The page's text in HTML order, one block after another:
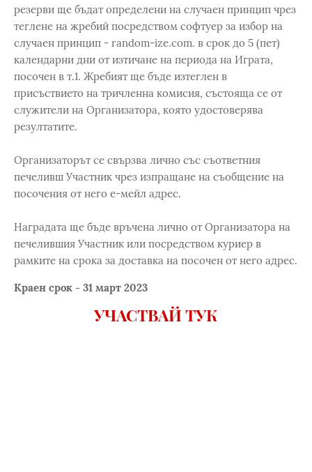
резерви ще бъдат определени на случаен принцип чрез
теглене на жребий посредством софтуер за избор на
случаен принцип - random-ize.com. в срок до 5 (пет)
календарни дни от изтичане на периода на Играта,
посочен в т.1. Жребият ще бъде изтеглен в
присъствието на тричленна комисия, състояща се от
служители на Организатора, която удостоверява
резултатите.
Организаторът се свързва лично със съответния
печеливш Участник чрез изпращане на съобщение на
посочения от него е-мейл адрес.
Наградата ще бъде връчена лично от Организатора на
печелившия Участник или посредством куриер в
рамките на срока за доставка на посочен от него адрес.
Краен срок - 31 март 2023
УЧАСТВАЙ ТУК